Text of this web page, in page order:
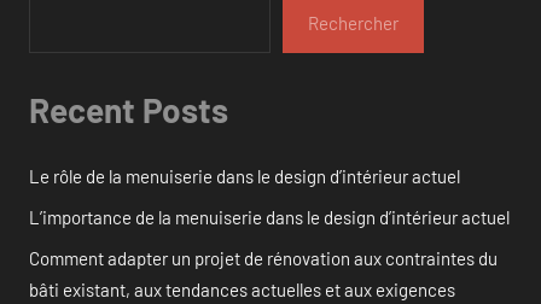
Rechercher
Recent Posts
Le rôle de la menuiserie dans le design d’intérieur actuel
L’importance de la menuiserie dans le design d’intérieur actuel
Comment adapter un projet de rénovation aux contraintes du
bâti existant, aux tendances actuelles et aux exigences